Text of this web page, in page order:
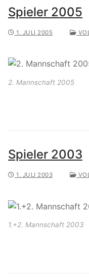
Spieler 2005
1. JULI 2005
2. Mannschaft 2005
Spieler 2003
1. JULI 2003
1.+2. Mannschaft 2003